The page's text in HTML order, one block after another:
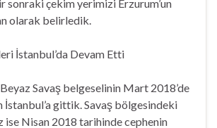
sonraki çekim yerimizi Erzurum’un
olarak belirledik.
İstanbul’da Devam Etti
Savaş belgeselinin Mart 2018’de
İstanbul’a gittik. Savaş bölgesindeki
ise Nisan 2018 tarihinde cephenin